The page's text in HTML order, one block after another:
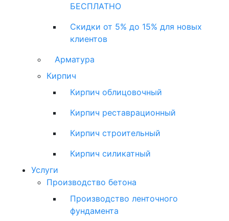
БЕСПЛАТНО
Скидки от 5% до 15% для новых
клиентов
Арматура
Кирпич
Кирпич облицовочный
Кирпич реставрационный
Кирпич строительный
Кирпич силикатный
Услуги
Производство бетона
Производство ленточного
фундамента